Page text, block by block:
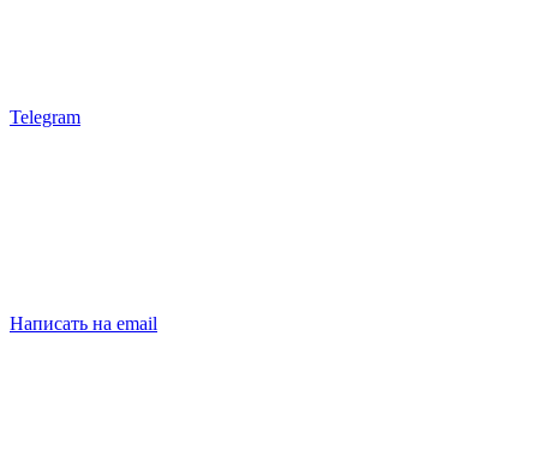
Telegram
Написать на email